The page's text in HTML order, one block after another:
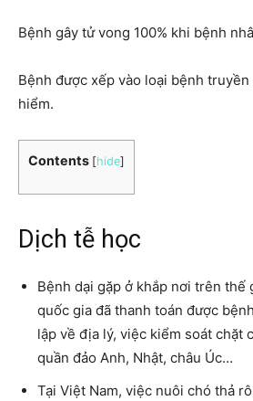
Bệnh gây tử vong 100% khi bệnh
Bệnh được xếp vào loại bệnh
hiểm.
Contents [hide]
Dịch tễ học
Bệnh dại gặp ở khắp nơi trên thế
quốc gia đã thanh toán được
lập về địa lý, việc kiểm soát chặt
quần đảo Anh, Nhật, châu Úc…
Tại Việt Nam, việc nuôi chó thả